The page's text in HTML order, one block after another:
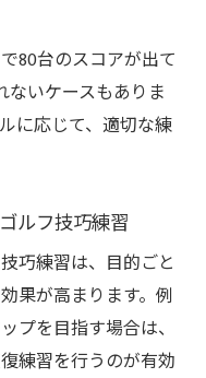
80台のスコアが出て
ないケースもありま
に応じて、適切な練
ルフ技巧練習
巧練習は、目的ごと
果が高まります。例
プを目指す場合は、
練習を行うのが有効